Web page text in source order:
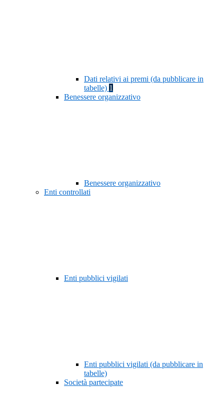
Dati relativi ai premi (da pubblicare in
tabelle) 1
Benessere organizzativo
Benessere organizzativo
Enti controllati
Enti pubblici vigilati
Enti pubblici vigilati (da pubblicare in
tabelle)
Società partecipate